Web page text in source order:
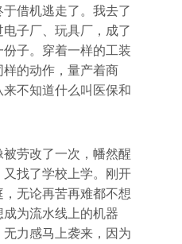
借机逃走了。我去了
子厂、玩具厂，成了
子。穿着一样的工装
的动作，量产着商
不知道什么叫医保和
劳改了一次，幡然醒
找了学校上学。刚开
无论再苦再难都不想
为流水线上的机器
力感马上袭来，因为